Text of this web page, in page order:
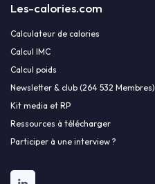
Les-calories.com
Calculateur de calories
Calcul IMC
Calcul poids
Newsletter & club (264 532 Membres)
Kit media et RP
Ressources à télécharger
Participer à une interview ?